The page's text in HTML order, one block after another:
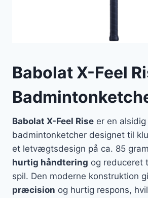
Babolat X-Feel
Babolat X-Feel Rise er en alsidig
badmintonketcher designet til
et letvægtsdesign på ca. 85
hurtig håndtering og reduceret
spil. Den moderne konstruktion
præcision og hurtig respons,